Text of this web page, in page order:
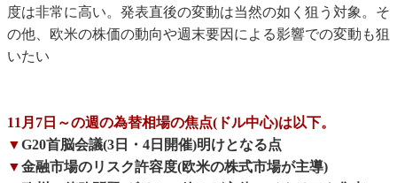
度は非常に高い。発表直後の変動は当然の如く狙う対象。そ
の他、欧米の株価の動向や週末要因による影響での変動も狙
いたい
11月7日～の週の為替相場の焦点(ドル中心)は以下。
▼G20首脳会議(3日・4日開催)明けとなる点
▼金融市場のリスク許容度(欧米の株式市場が主導)